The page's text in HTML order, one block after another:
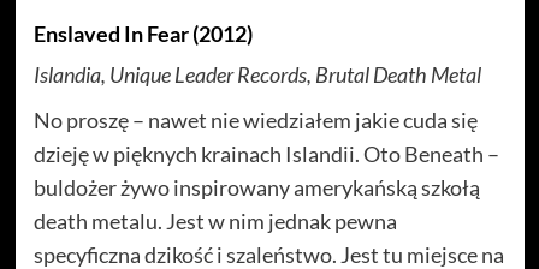
Enslaved In Fear (2012)
Islandia, Unique Leader Records, Brutal Death Metal
No proszę – nawet nie wiedziałem jakie cuda się
dzieję w pięknych krainach Islandii. Oto Beneath –
buldożer żywo inspirowany amerykańską szkołą
death metalu. Jest w nim jednak pewna
specyficzna dzikość i szaleństwo. Jest tu miejsce na